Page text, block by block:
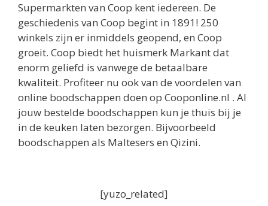
Supermarkten van Coop kent iedereen. De
geschiedenis van Coop begint in 1891! 250
winkels zijn er inmiddels geopend, en Coop
groeit. Coop biedt het huismerk Markant dat
enorm geliefd is vanwege de betaalbare
kwaliteit. Profiteer nu ook van de voordelen van
online boodschappen doen op Cooponline.nl . Al
jouw bestelde boodschappen kun je thuis bij je
in de keuken laten bezorgen. Bijvoorbeeld
boodschappen als Maltesers en Qizini.
[yuzo_related]